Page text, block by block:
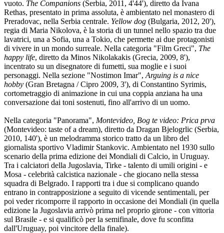
vuoto. The Companions (Serbia, 2011, 4'44'), diretto da Ivana
Rethas, presentato in prima assoluta, è ambientato nel monastero di
Preradovac, nella Serbia centrale. Yellow dog (Bulgaria, 2012, 20'),
regia di Maria Nikolova, è la storia di un tunnel nello spazio tra due
lavatrici, una a Sofia, una a Tokio, che permette ai due protagonisti
di vivere in un mondo surreale. Nella categoria "Film Greci", The
happy life, diretto da Minos Nikolakakis (Grecia, 2009, 8'),
incentrato su un disegnatore di fumetti, sua moglie e i suoi
personaggi. Nella sezione "Nostimon Imar", Arguing is a nice
hobby (Gran Bretagna / Cipro 2009, 3'), di Constantino Syrimis,
cortometraggio di animazione in cui una coppia anziana ha una
conversazione dai toni sostenuti, fino all'arrivo di un uomo.
Nella categoria "Panorama", Montevideo, Bog te video: Prica prva
(Montevideo: taste of a dream), diretto da Dragan Bjelogrlic (Serbia,
2010, 140'), è un melodramma storico tratto da un libro del
giornalista sportivo Vladimir Stankovic. Ambientato nel 1930 sullo
scenario della prima edizione dei Mondiali di Calcio, in Uruguay.
Tra i calciatori della Jugoslavia, Tirke - talento di umili origini - e
Mosa - celebrità calcistica nazionale - che giocano nella stessa
squadra di Belgrado. I rapporti tra i due si complicano quando
entrano in contrapposizione a seguito di vicende sentimentali, per
poi veder ricomporre il rapporto in occasione dei Mondiali (in quella
edizione la Jugoslavia arrivò prima nel proprio girone - con vittoria
sul Brasile - e si qualificò per la semifinale, dove fu sconfitta
dall'Uruguay, poi vincitore della finale).